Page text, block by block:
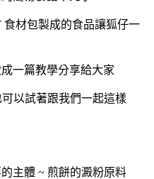
材包製成的食品讓狐仔一
一篇教學分享給大家
以試著跟我們一起這樣
主體 ~ 煎餅的澱粉原料